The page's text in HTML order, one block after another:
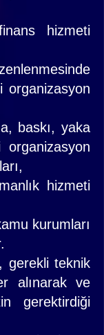
hizmeti
organizasyon
baskı, yaka
organizasyon
hizmeti
kurumları
gerekli teknik
alınarak ve
gerektirdiği